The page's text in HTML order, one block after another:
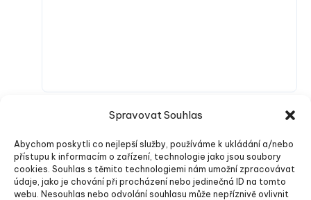
Spravovat Souhlas
Abychom poskytli co nejlepší služby, používáme k ukládání a/nebo
přístupu k informacím o zařízení, technologie jako jsou soubory
cookies. Souhlas s těmito technologiemi nám umožní zpracovávat
údaje, jako je chování při procházení nebo jedinečná ID na tomto
webu. Nesouhlas nebo odvolání souhlasu může nepříznivě ovlivnit